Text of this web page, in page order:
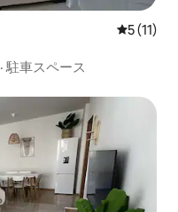
レビュー
5 (11)
·駐車スペース